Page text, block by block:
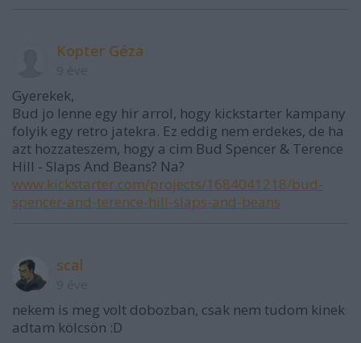
Kopter Géza
Gyerekek,
Bud jo lenne egy hir arrol, hogy kickstarter kampany
folyik egy retro jatekra. Ez eddig nem erdekes, de ha
azt hozzateszem, hogy a cim Bud Spencer & Terence
Hill - Slaps And Beans? Na?
www.kickstarter.com/projects/1684041218/bud-
spencer-and-terence-hill-slaps-and-beans
scal
nekem is meg volt dobozban, csak nem tudom kinek
adtam kölcsön :D